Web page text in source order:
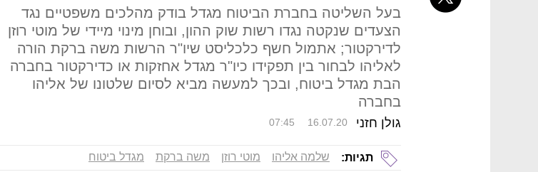
בעל השליטה בחברת הביטוח מגדל בודק מהלכים משפטיים נגד
הצעדים שנקטה נגדו רשות שוק ההון, ובוחן מינוי מיידי של מוטי רוזן
לדירקטור; אתמול חשף כלכליסט שיו"ר הרשות משה ברקת הורה
לאליהו לבחור בין תפקידו כיו"ר מגדל אחזקות או כדירקטור בחברה
הבת מגדל ביטוח, ובכך למעשה מביא לסיום שלטונו של אליהו
בחברה
גולן חזני 07:45 16.07.20
תגיות: שלמה אליהו מוטי רוזן משה ברקת מגדל ביטוח